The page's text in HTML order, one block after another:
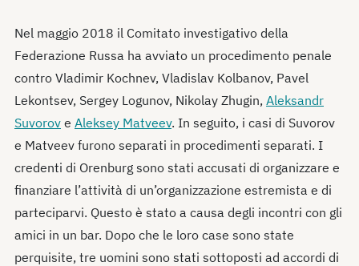
Nel maggio 2018 il Comitato investigativo della
Federazione Russa ha avviato un procedimento penale
contro Vladimir Kochnev, Vladislav Kolbanov, Pavel
Lekontsev, Sergey Logunov, Nikolay Zhugin, Aleksandr
Suvorov e Aleksey Matveev. In seguito, i casi di Suvorov
e Matveev furono separati in procedimenti separati. I
credenti di Orenburg sono stati accusati di organizzare e
finanziare l’attività di un’organizzazione estremista e di
parteciparvi. Questo è stato a causa degli incontri con gli
amici in un bar. Dopo che le loro case sono state
perquisite, tre uomini sono stati sottoposti ad accordi di